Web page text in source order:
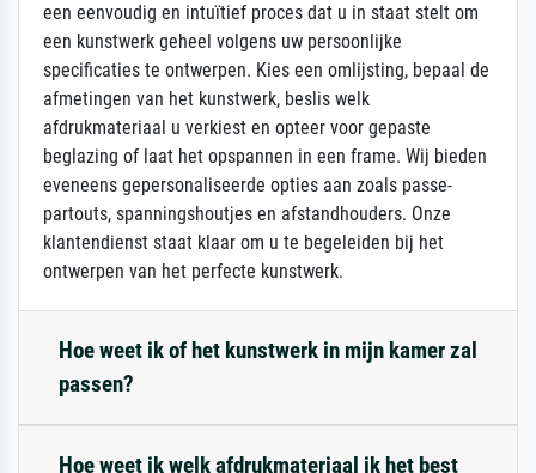
een eenvoudig en intuïtief proces dat u in staat stelt om
een kunstwerk geheel volgens uw persoonlijke
specificaties te ontwerpen. Kies een omlijsting, bepaal de
afmetingen van het kunstwerk, beslis welk
afdrukmateriaal u verkiest en opteer voor gepaste
beglazing of laat het opspannen in een frame. Wij bieden
eveneens gepersonaliseerde opties aan zoals passe-
partouts, spanningshoutjes en afstandhouders. Onze
klantendienst staat klaar om u te begeleiden bij het
ontwerpen van het perfecte kunstwerk.
Hoe weet ik of het kunstwerk in mijn kamer zal
passen?
Hoe weet ik welk afdrukmateriaal ik het best